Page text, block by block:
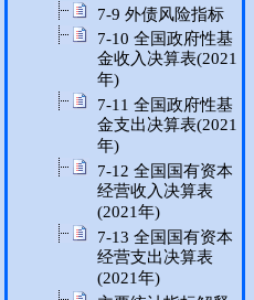
7-9 外债风险指标
7-10 全国政府性基
金收入决算表(2021
年)
7-11 全国政府性基
金支出决算表(2021
年)
7-12 全国国有资本
经营收入决算表
(2021年)
7-13 全国国有资本
经营支出决算表
(2021年)